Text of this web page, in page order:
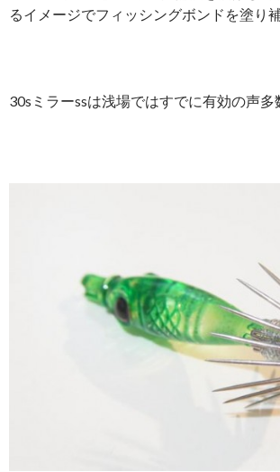
るイメージでフィッシングボンドを塗り
30sミラーssは浅場ではすでに有効の声